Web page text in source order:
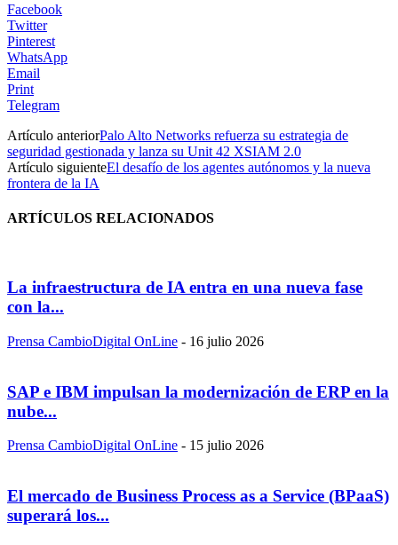
Facebook
Twitter
Pinterest
WhatsApp
Email
Print
Telegram
Artículo anteriorPalo Alto Networks refuerza su estrategia de
seguridad gestionada y lanza su Unit 42 XSIAM 2.0
Artículo siguienteEl desafío de los agentes autónomos y la nueva
frontera de la IA
ARTÍCULOS RELACIONADOS
La infraestructura de IA entra en una nueva fase
con la...
Prensa CambioDigital OnLine - 16 julio 2026
SAP e IBM impulsan la modernización de ERP en la
nube...
Prensa CambioDigital OnLine - 15 julio 2026
El mercado de Business Process as a Service (BPaaS)
superará los...